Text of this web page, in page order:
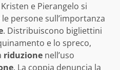
e Pierangelo si
persone sull’importanza
. Distribuiscono bigliettini
e lo spreco,
riduzione nell’uso
. La coppia denuncia la